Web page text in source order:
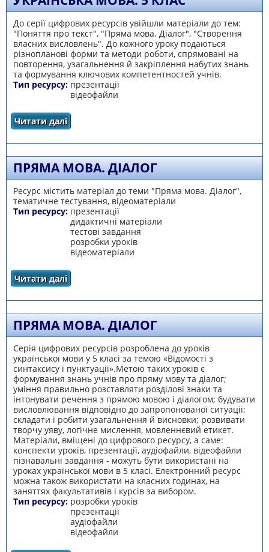
До серії цифрових ресурсів увійшли матеріали до тем:
"Поняття про текст", "Пряма мова. Діалог", "Створення
власних висловлень". До кожного уроку подаються
різнопланові форми та методи роботи, спрямовані на
повторення, узагальнення й закріплення набутих знань
та формування ключових компетентностей учнів.
Тип ресурсу: презентації
відеофайли
Читати даліпро Українська мова. 5 клас
ПРЯМА МОВА. ДІАЛОГ
Ресурс містить матеріал до теми "Пряма мова. Діалог",
тематичне тестування, відеоматеріали
Тип ресурсу: презентації
дидактичні матеріали
тестові завдання
розробки уроків
відеоматеріали
Читати даліпро Пряма мова. Діалог
ПРЯМА МОВА. ДІАЛОГ
Серія цифрових ресурсів розроблена до уроків
української мови у 5 класі за темою «Відомості з
синтаксису і пунктуації».Метою таких уроків є
формування знань учнів про пряму мову та діалог;
уміння правильно розставляти розділові знаки та
інтонувати речення з прямою мовою і діалогом; будувати
висловлювання відповідно до запропонованої ситуації;
складати і робити узагальнення й висновки; розвивати
творчу уяву, логічне мислення, мовленнєвий етикет.
Матеріали, вміщені до цифрового ресурсу, а саме:
конспекти уроків, презентації, аудіофайли, відеофайли
пізнавальні завдання - можуть бути використані на
уроках української мови в 5 класі. Електронний ресурс
можна також використати на класних годинах, на
заняттях факультативів і курсів за вибором.
Тип ресурсу: розробки уроків
презентації
аудіофайли
відеофайли